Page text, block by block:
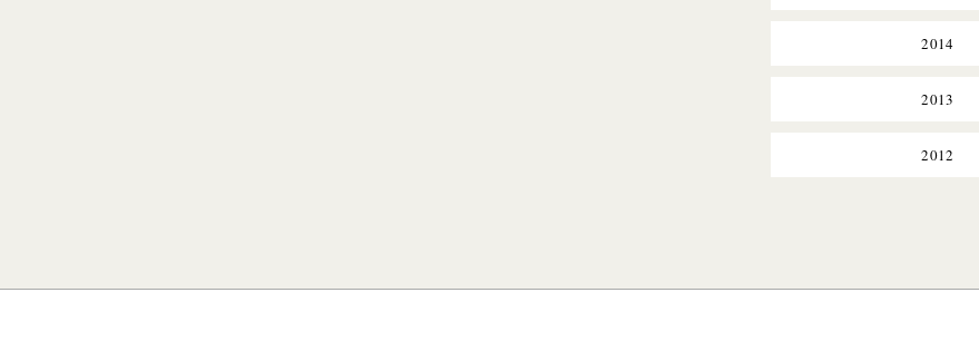
2014
2013
2012